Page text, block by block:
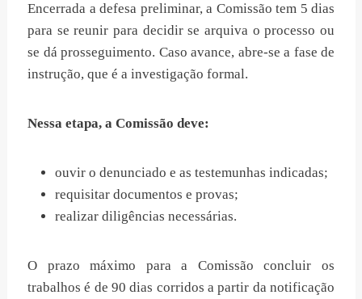
Encerrada a defesa preliminar, a Comissão tem 5 dias
para se reunir para decidir se arquiva o processo ou
se dá prosseguimento. Caso avance, abre-se a fase de
instrução, que é a investigação formal.
Nessa etapa, a Comissão deve:
ouvir o denunciado e as testemunhas indicadas;
requisitar documentos e provas;
realizar diligências necessárias.
O prazo máximo para a Comissão concluir os
trabalhos é de 90 dias corridos a partir da notificação